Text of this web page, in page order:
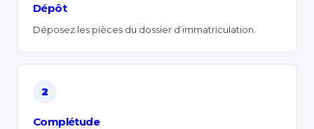
Dépôt
Déposez les pièces du dossier d’immatriculation.
2
Complétude